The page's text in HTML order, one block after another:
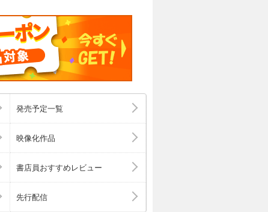
発売予定一覧
映像化作品
書店員おすすめレビュー
先行配信